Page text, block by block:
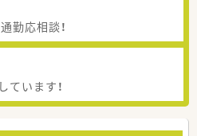
勤応相談！
ています！